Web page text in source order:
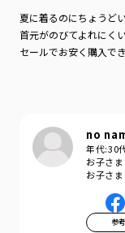
夏に着るのにちょうど
首元がのびてよれにく
セールでお安く購入で
no
年代:30
お子さ
お子さ
参